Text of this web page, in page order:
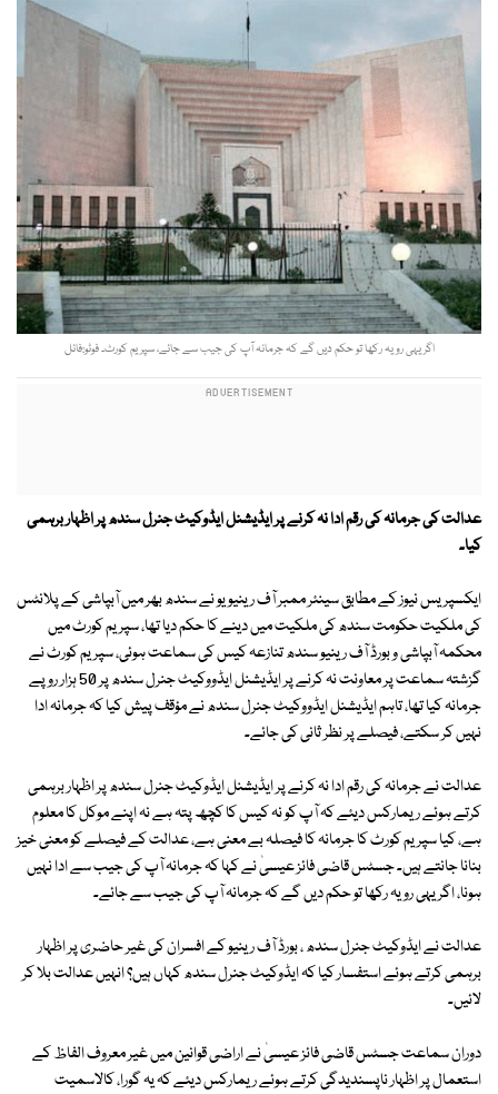
اگر یہی رویہ رکھا تو حکم دیں گے کہ جرمانہ آپ کی جیب سے جائے، سپریم کورٹ۔ فوٹو:فائل
عدالت کی جرمانہ کی رقم ادا نہ کرنے پر ایڈیشنل ایڈوکیٹ جنرل سندھ پر اظہار برہمی
کیا۔
ایکسپریس نیوز کے مطابق سینئر ممبر آف رینیویو نے سندھ بھر میں آبپاشی کے پلانٹس
کی ملکیت حکومت سندھ کی ملکیت میں دینے کا حکم دیا تھا، سپریم کورٹ میں
محکمہ آبپاشی و بورڈ آف رینیو سندھ تنازعہ کیس کی سماعت ہوئی، سپریم کورٹ نے
گزشتہ سماعت پر معاونت نہ کرنے پر ایڈیشنل ایڈووکیٹ جنرل سندھ پر 50 ہزار روپے
جرمانہ کیا تھا، تاہم ایڈیشنل ایڈووکیٹ جنرل سندھ نے مؤقف پیش کیا کہ جرمانہ ادا
نہیں کر سکتے، فیصلے پر نظر ثانی کی جائے۔
عدالت نے جرمانہ کی رقم ادا نہ کرنے پر ایڈیشنل ایڈوکیٹ جنرل سندھ پر اظہار برہمی
کرتے ہوئے ریمارکس دیئے کہ آپ کو نہ کیس کا کچھ پتہ ہے نہ اپنے موکل کا معلوم
ہے، کیا سپریم کورٹ کا جرمانہ کا فیصلہ بے معنی ہے، عدالت کے فیصلے کو معنی خیز
بنانا جانتے ہیں۔ جسٹس قاضی فائز عیسیٰ نے کہا کہ جرمانہ آپ کی جیب سے ادا نہیں
ہونا، اگر یہی رویہ رکھا تو حکم دیں گے کہ جرمانہ آپ کی جیب سے جائے۔
عدالت نے ایڈوکیٹ جنرل سندھ ، بورڈ آف رینیو کے افسران کی غیر حاضری پر اظہار
برہمی کرتے ہوئے استفسار کیا کہ ایڈوکیٹ جنرل سندھ کہاں ہیں؟ انہیں عدالت بلا کر
لائیں۔
دوران سماعت جسٹس قاضی فائز عیسیٰ نے اراضی قوانین میں غیر معروف الفاظ کے
استعمال پر اظہار ناپسندیدگی کرتے ہوئے ریمارکس دیئے کہ یہ گورا، کالاسمیت